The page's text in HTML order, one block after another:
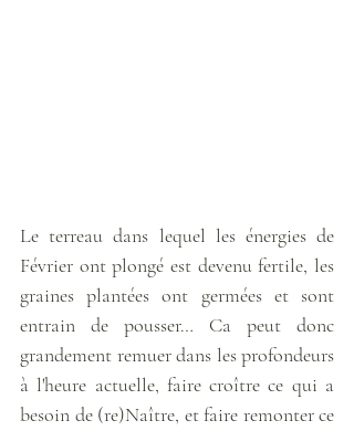
Le terreau dans lequel les énergies de
Février ont plongé est devenu fertile, les
graines plantées ont germées et sont
entrain de pousser… Ca peut donc
grandement remuer dans les profondeurs
à l'heure actuelle, faire croître ce qui a
besoin de (re)Naître, et faire remonter ce